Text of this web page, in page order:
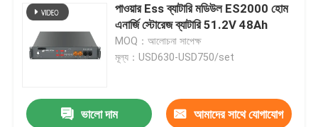
পাওয়ার Ess ব্যাটারি মডিউল ES2000 হোম
এনার্জি স্টোরেজ ব্যাটারি 51.2V 48Ah
MOQ：আলোচনা সাপেক্ষ
মূল্য：USD630-USD750/set
ভালো দাম আমাদের সাথে যোগাযোগ